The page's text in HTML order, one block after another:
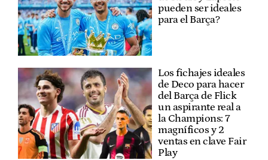
pueden ser ideales
para el Barça?
Los fichajes ideales
de Deco para hacer
del Barça de Flick
un aspirante real a
la Champions: 7
magníficos y 2
ventas en clave Fair
Play